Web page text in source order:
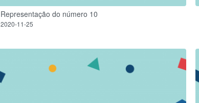
Representação do número 10
2020-11-25